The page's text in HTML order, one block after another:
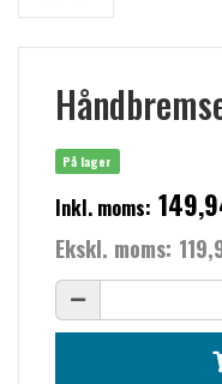
På lager
Inkl. moms:
Ekskl. moms: